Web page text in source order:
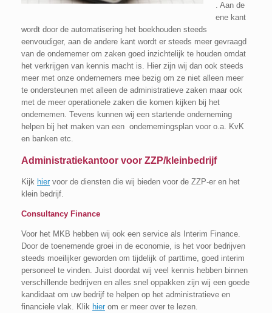
. Aan de
ene kant
wordt door de automatisering het boekhouden steeds
eenvoudiger, aan de andere kant wordt er steeds meer gevraagd
van de ondernemer om zaken goed inzichtelijk te houden omdat
het verkrijgen van kennis macht is. Hier zijn wij dan ook steeds
meer met onze ondernemers mee bezig om ze niet alleen meer
te ondersteunen met alleen de administratieve zaken maar ook
met de meer operationele zaken die komen kijken bij het
ondernemen. Tevens kunnen wij een startende onderneming
helpen bij het maken van een ondernemingsplan voor o.a. KvK
en banken etc.
Administratiekantoor voor ZZP/kleinbedrijf
Kijk hier voor de diensten die wij bieden voor de ZZP-er en het
klein bedrijf.
Consultancy Finance
Voor het MKB hebben wij ook een service als Interim Finance.
Door de toenemende groei in de economie, is het voor bedrijven
steeds moeilijker geworden om tijdelijk of parttime, goed interim
personeel te vinden. Juist doordat wij veel kennis hebben binnen
verschillende bedrijven en alles snel oppakken zijn wij een goede
kandidaat om uw bedrijf te helpen op het administratieve en
financiele vlak. Klik hier om er meer over te lezen.